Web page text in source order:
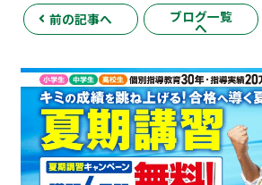
前の記事へ ブログ一覧
へ